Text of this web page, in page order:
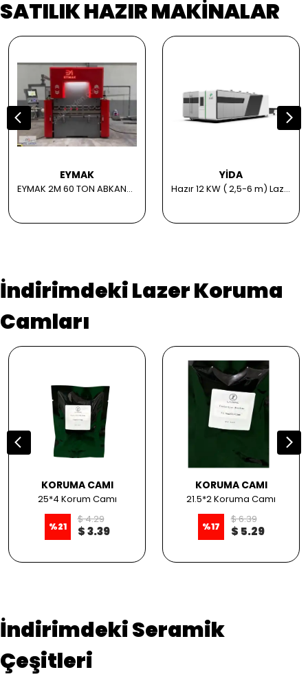
SATILIK HAZIR MAKİNALAR
EYMAK
EYMAK 2M 60 TON ABKANT PRES
YİDA
Hazır 12 KW ( 2,5-6 m) Lazer Kesim Makinesi
İndirimdeki Lazer Koruma
Camları
KORUMA CAMI
25*4 Korum Camı
%21
$ 4.29
$ 3.39
KORUMA CAMI
21.5*2 Koruma Camı
%17
$ 6.39
$ 5.29
İndirimdeki Seramik
Çeşitleri